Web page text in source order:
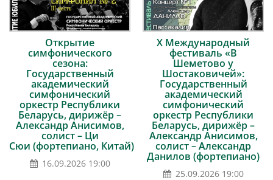
Открытие
симфонического
сезона:
Государственный
академический
симфонический
оркестр Республики
Беларусь, дирижёр –
Александр Анисимов,
солист – Ци
Сюи (фортепиано, Китай)
16.09.2026 19:00
Х Международный
фестиваль «В
Шеметово у
Шостаковичей»:
Государственный
академический
симфонический
оркестр Республики
Беларусь, дирижёр –
Александр Анисимов,
солист – Александр
Данилов (фортепиано)
25.09.2026 19:00